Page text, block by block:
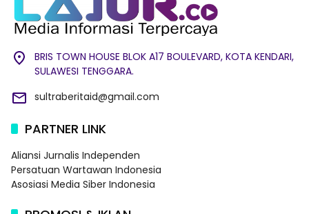
BRIS TOWN HOUSE BLOK A17 BOULEVARD, KOTA KENDARI,
SULAWESI TENGGARA.
sultraberitaid@gmail.com
PARTNER LINK
Aliansi Jurnalis Independen
Persatuan Wartawan Indonesia
Asosiasi Media Siber Indonesia